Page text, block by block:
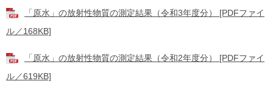
「原水」の放射性物質の測定結果（令和3年度分） [PDFファイ
ル／168KB]
「原水」の放射性物質の測定結果（令和2年度分） [PDFファイ
ル／619KB]